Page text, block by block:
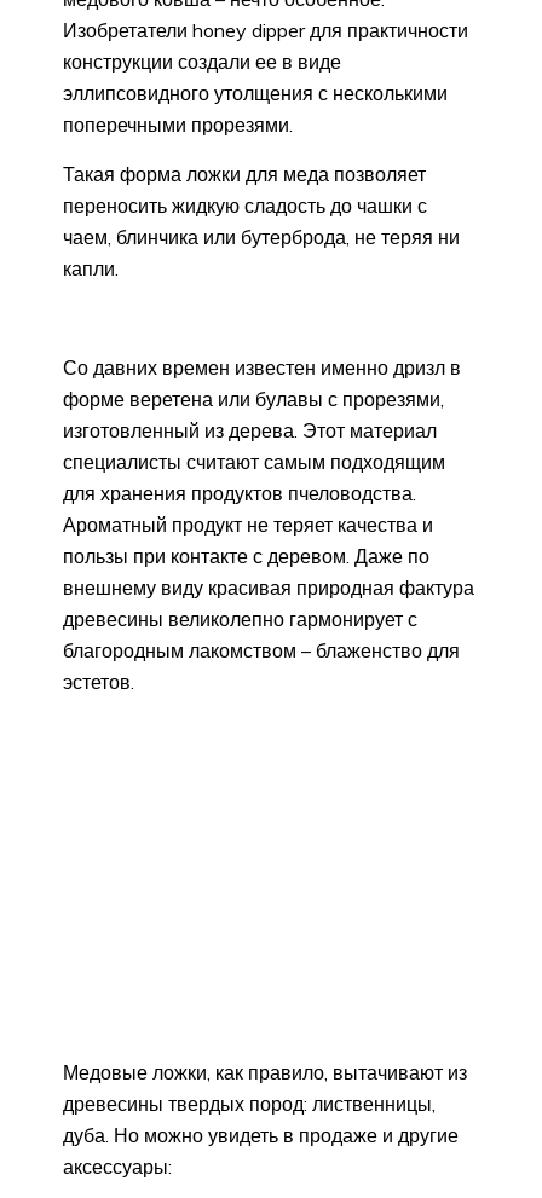
Изобретатели honey dipper для практичности
конструкции создали ее в виде
эллипсовидного утолщения с несколькими
поперечными прорезями.
Такая форма ложки для меда позволяет
переносить жидкую сладость до чашки с
чаем, блинчика или бутерброда, не теряя ни
капли.
Со давних времен известен именно дризл в
форме веретена или булавы с прорезями,
изготовленный из дерева. Этот материал
специалисты считают самым подходящим
для хранения продуктов пчеловодства.
Ароматный продукт не теряет качества и
пользы при контакте с деревом. Даже по
внешнему виду красивая природная фактура
древесины великолепно гармонирует с
благородным лакомством – блаженство для
эстетов.
Медовые ложки, как правило, вытачивают из
древесины твердых пород: лиственницы,
дуба. Но можно увидеть в продаже и другие
аксессуары: